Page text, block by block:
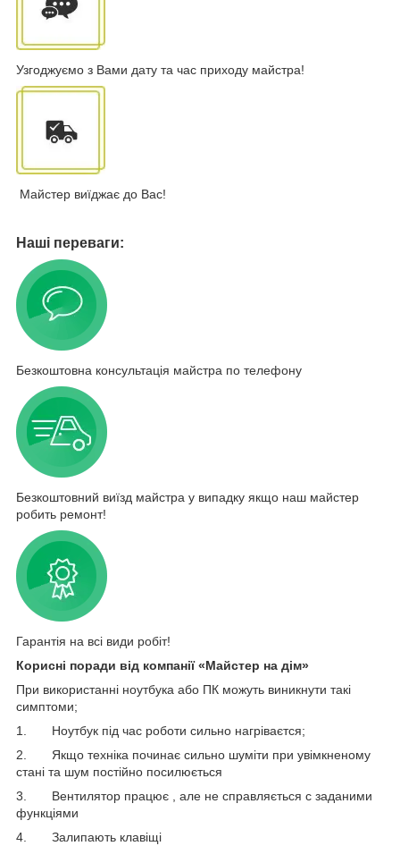
Узгоджуємо з Вами дату та час приходу майстра!
Майстер виїджає до Вас!
Наші переваги:
Безкоштовна консультація майстра по телефону
Безкоштовний виїзд майстра у випадку якщо наш майстер
робить ремонт!
Гарантія на всі види робіт!
Корисні поради від компанії «Майстер на дім»
При використанні ноутбука або ПК можуть виникнути такі
симптоми;
1. Ноутбук під час роботи сильно нагріваєтся;
2. Якщо техніка починає сильно шуміти при увімкненому
стані та шум постійно посилюється
3. Вентилятор працює , але не справляється с заданими
функціями
4. Залипають клавіщі